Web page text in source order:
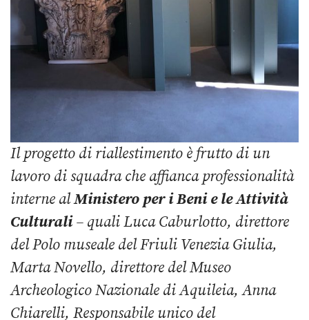
Il progetto di riallestimento è frutto di un
lavoro di squadra che affianca professionalità
interne alMinistero per i Beni e le Attività
Culturali– quali Luca Caburlotto, direttore
del Polo museale del Friuli Venezia Giulia,
Marta Novello, direttore del Museo
Archeologico Nazionale di Aquileia, Anna
Chiarelli, Responsabile unico del